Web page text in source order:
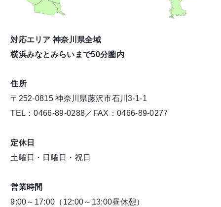
対応エリア 神奈川県全域
横浜みなとみらいまで50分圏内
住所
〒252-0815 神奈川県藤沢市石川3-1-1
TEL：0466-89-0288／FAX：0466-89-0277
定休日
土曜日・日曜日・祝日
営業時間
9:00～17:00（12:00～13:00昼休憩）